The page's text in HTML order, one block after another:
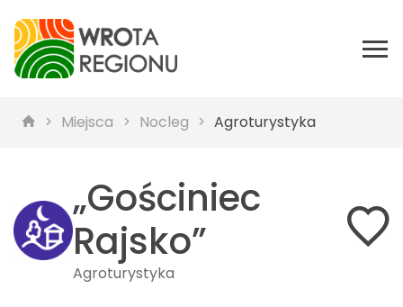
Miejsca Nocleg Agroturystyka
„Gościniec
Rajsko”
Agroturystyka